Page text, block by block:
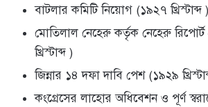
বাটলার কমিটি নিয়োগ (১৯২৭ খ্রিস্টাব্দ )
মোতিলাল নেহেরু কর্তৃক নেহেরু
খ্রিস্টাব্দ )
জিন্নার ১৪ দফা দাবি পেশ (১৯২৯
কংগ্রেসের লাহোর অধিবেশন ও পূর্ণ